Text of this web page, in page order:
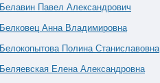
Белавин Павел Александрович
Белковец Анна Владимировна
Белокопытова Полина Станиславовна
Беляевская Елена Александровна